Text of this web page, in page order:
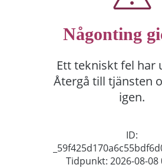
Någonting
Ett tekniskt fel har
Återgå till tjänsten
igen.
ID:
Tidpunkt: 2026-08-08